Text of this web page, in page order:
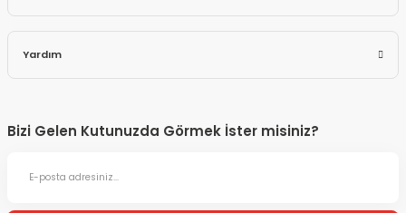
Yardım
Bizi Gelen Kutunuzda Görmek İster misiniz?